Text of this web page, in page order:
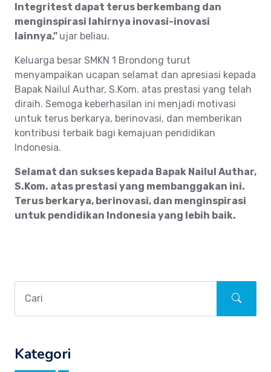
Integritest dapat terus berkembang dan
menginspirasi lahirnya inovasi-inovasi
lainnya," ujar beliau.
Keluarga besar SMKN 1 Brondong turut
menyampaikan ucapan selamat dan apresiasi kepada
Bapak Nailul Authar, S.Kom. atas prestasi yang telah
diraih. Semoga keberhasilan ini menjadi motivasi
untuk terus berkarya, berinovasi, dan memberikan
kontribusi terbaik bagi kemajuan pendidikan
Indonesia.
Selamat dan sukses kepada Bapak Nailul Authar,
S.Kom. atas prestasi yang membanggakan ini.
Terus berkarya, berinovasi, dan menginspirasi
untuk pendidikan Indonesia yang lebih baik.
Kategori